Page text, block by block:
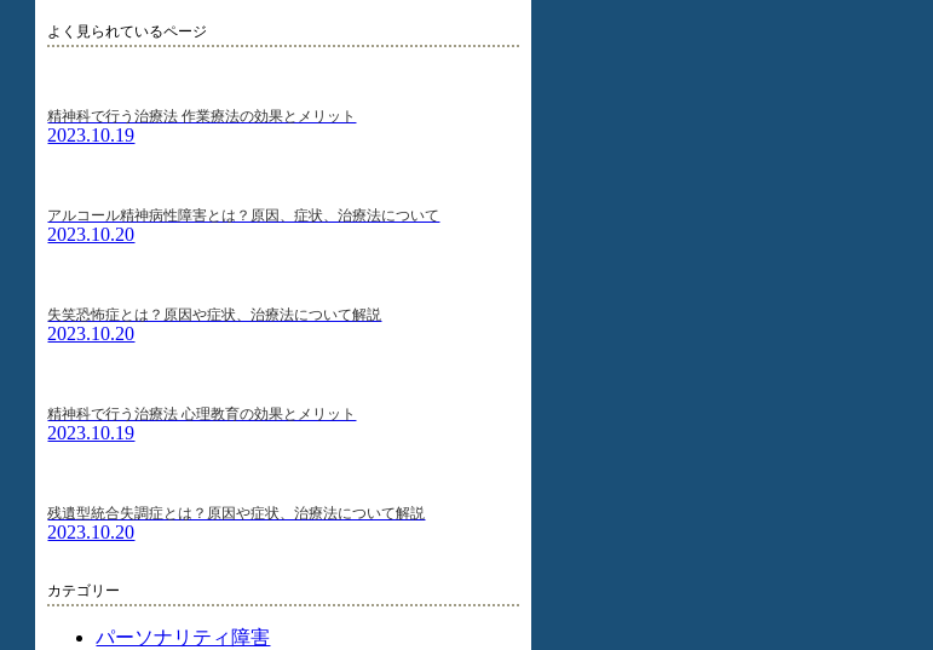
よく見られているページ
精神科で行う治療法 作業療法の効果とメリット
2023.10.19
アルコール精神病性障害とは？原因、症状、治療法について
2023.10.20
失笑恐怖症とは？原因や症状、治療法について解説
2023.10.20
精神科で行う治療法 心理教育の効果とメリット
2023.10.19
残遺型統合失調症とは？原因や症状、治療法について解説
2023.10.20
カテゴリー
パーソナリティ障害